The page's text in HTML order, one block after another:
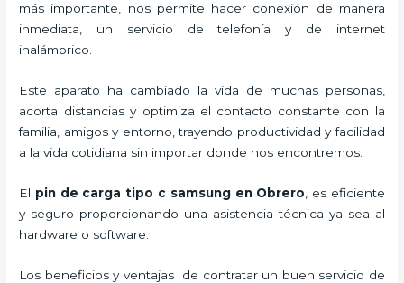
más importante, nos permite hacer conexión de manera
inmediata, un servicio de telefonía y de internet
inalámbrico.
Este aparato ha cambiado la vida de muchas personas,
acorta distancias y optimiza el contacto constante con la
familia, amigos y entorno, trayendo productividad y facilidad
a la vida cotidiana sin importar donde nos encontremos.
El pin de carga tipo c samsung en Obrero , es eficiente
y seguro proporcionando una asistencia técnica ya sea al
hardware o software.
Los beneficios y ventajas de contratar un buen servicio de